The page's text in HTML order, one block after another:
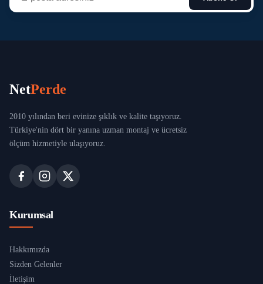
NetPerde
2010 yılından beri evinize şıklık ve kalite taşıyoruz.
Türkiye'nin dört bir yanına uzman montaj ve ücretsiz
ölçüm hizmetiyle ulaşıyoruz.
Kurumsal
Hakkımızda
Sizden Gelenler
İletişim